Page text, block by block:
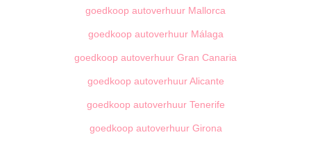
goedkoop autoverhuur Mallorca
goedkoop autoverhuur Málaga
goedkoop autoverhuur Gran Canaria
goedkoop autoverhuur Alicante
goedkoop autoverhuur Tenerife
goedkoop autoverhuur Girona